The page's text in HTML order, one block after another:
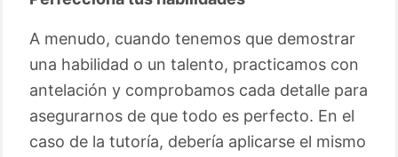
A menudo, cuando tenemos que demostrar
una habilidad o un talento, practicamos con
antelación y comprobamos cada detalle para
asegurarnos de que todo es perfecto. En el
caso de la tutoría, debería aplicarse el mismo